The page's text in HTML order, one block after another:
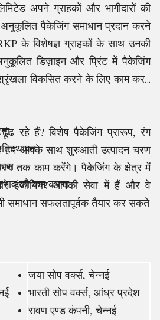
अपने ग्राहकों और भागीदारों की
पैकेजिंग समाधान प्रदान करने
के विशेषज्ञ ग्राहकों के साथ उनकी
डिज़ाइन और प्रिंट में पैकेजिंग
विकसित करने के लिए काम करते
रहे हैं? विशेष पैकेजिंग प्रारूप, रंग
हम आपके साथ शुरुआती उत्पादन चरण
तक काम करेंगे। पैकेजिंग के क्षेत्र में
इंजीनियर आपकी सेवा में हैं और वे
समाधान सफलतापूर्वक तैयार कर सकते
को कम करना
जया सोप वर्क्स, चेन्नई
भारती सोप वर्क्स, आंध्र प्रदेश
रावण एण्ड कंपनी, चेन्नई